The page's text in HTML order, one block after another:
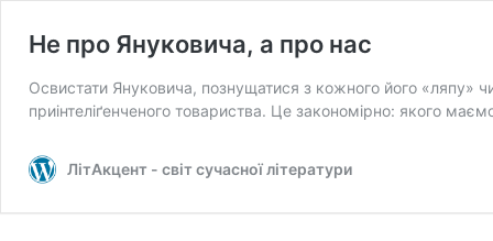
Не про Януковича, а про нас
Освистати Януковича, познущатися з кожного його «ляпу»
приінтеліґенченого товариства. Це закономірно: якого
ЛітАкцент - світ сучасної літератури